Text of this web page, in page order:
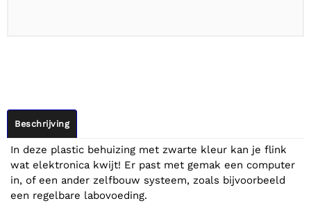
Beschrijving
In deze plastic behuizing met zwarte kleur kan je flink
wat elektronica kwijt! Er past met gemak een computer
in, of een ander zelfbouw systeem, zoals bijvoorbeeld
een regelbare labovoeding.